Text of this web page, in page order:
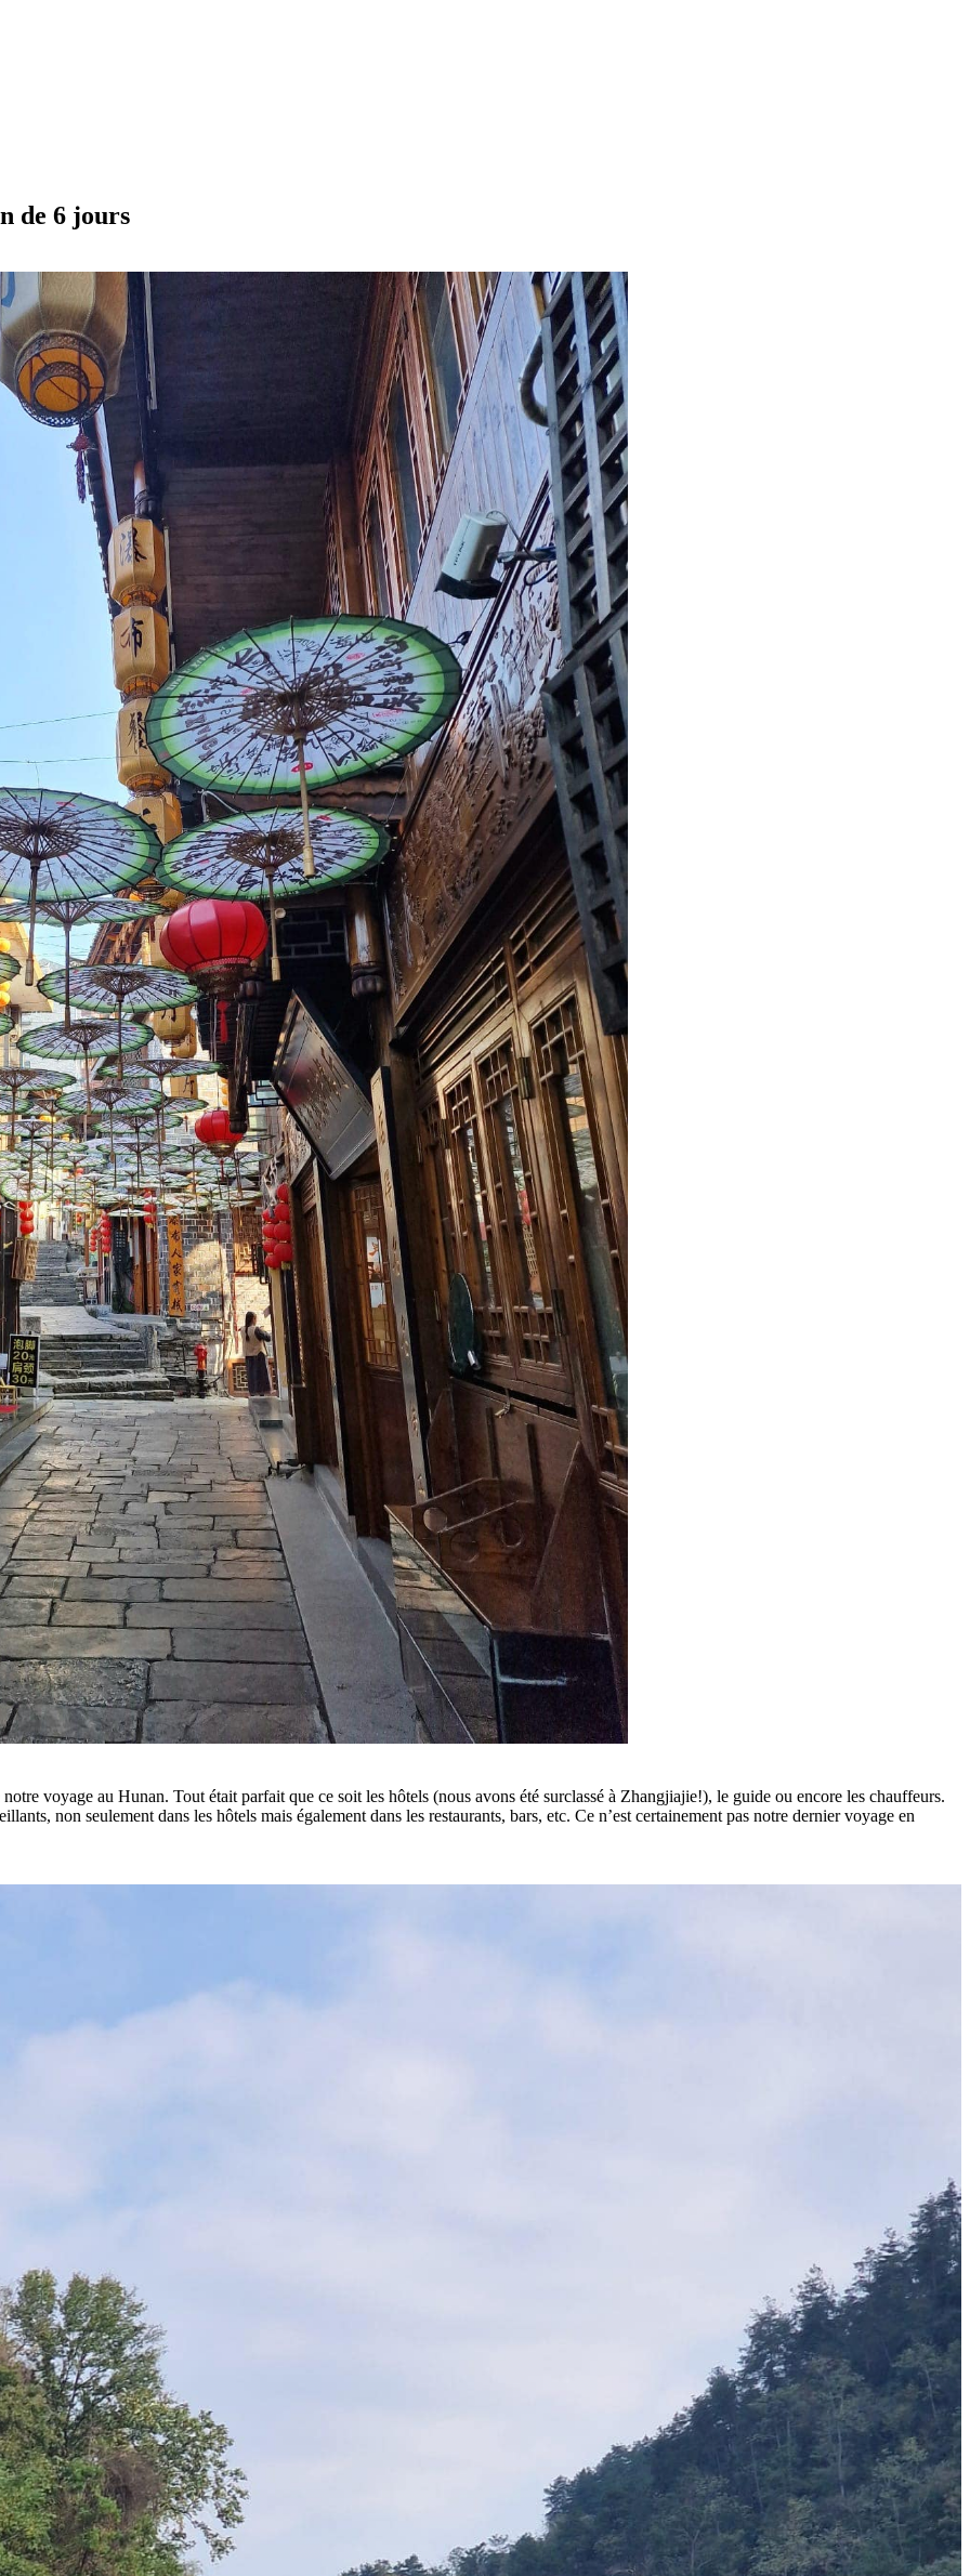
de 6 jours
voyage au Hunan. Tout était parfait que ce soit les hôtels (nous avons été surclassé à Zhangjiajie!), le guide ou encore les chauffeurs.
non seulement dans les hôtels mais également dans les restaurants, bars, etc. Ce n’est certainement pas notre dernier voyage en